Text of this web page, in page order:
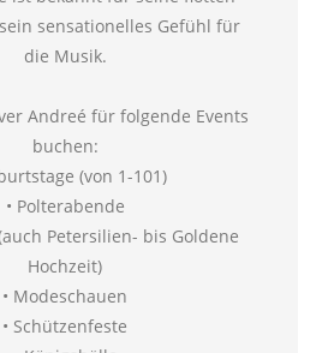
sensationelles Gefühl für
die Musik.
Andreé für folgende Events
buchen:
(von 1-101)
• Polterabende
Petersilien- bis Goldene
Hochzeit)
• Modeschauen
• Schützenfeste